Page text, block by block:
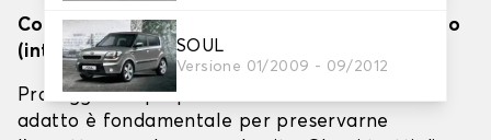
SOUL
Versione 01/2009 - 09/2012
Come installare efficacemente i teloni per auto
(interno, esterno e barriera antigrandine)
Proteggere il proprio veicolo con un telone
adatto è fondamentale per preservarne